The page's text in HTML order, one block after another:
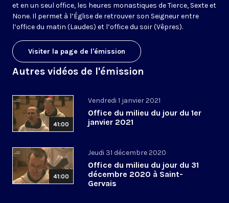
et en un seul office, les heures monastiques de Tierce, Sexte et
None. Il permet à l’Église de retrouver son Seigneur entre
l’office du matin (Laudes) et l’office du soir (Vêpres).
Visiter la page de l'émission
Autres vidéos de l'émission
41:00
Vendredi 1 janvier 2021
Office du milieu du jour du 1er
janvier 2021
41:00
Jeudi 31 décembre 2020
Office du milieu du jour du 31
décembre 2020 à Saint-
Gervais